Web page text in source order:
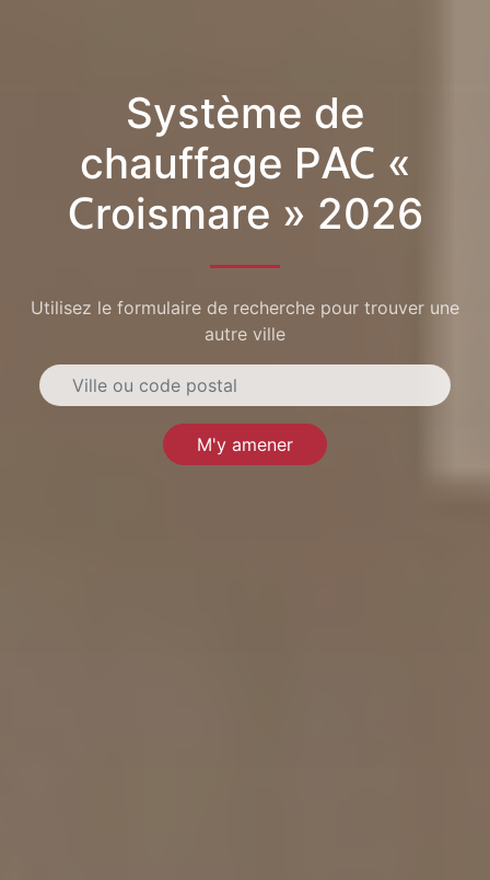
Système de
chauffage PAC «
Croismare » 2026
Utilisez le formulaire de recherche pour trouver une
autre ville
M'y amener